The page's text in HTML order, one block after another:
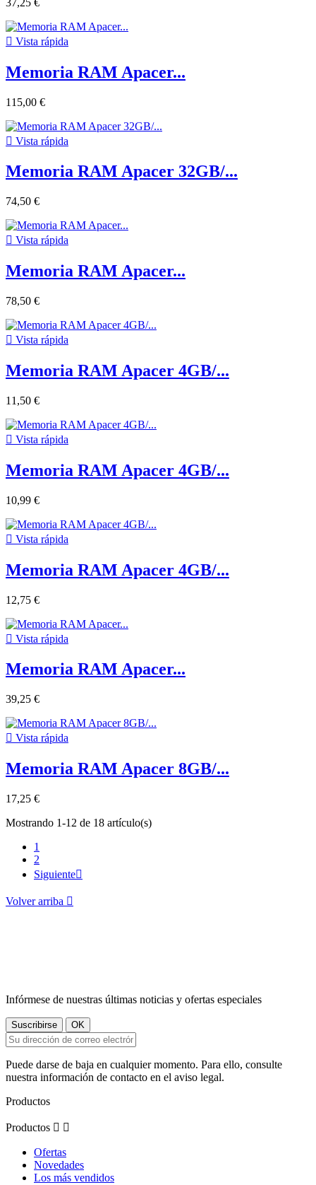
 Vista rápida
Memoria RAM Apacer...
115,00 €
 Vista rápida
Memoria RAM Apacer 32GB/...
74,50 €
 Vista rápida
Memoria RAM Apacer...
78,50 €
 Vista rápida
Memoria RAM Apacer 4GB/...
11,50 €
 Vista rápida
Memoria RAM Apacer 4GB/...
10,99 €
 Vista rápida
Memoria RAM Apacer 4GB/...
12,75 €
 Vista rápida
Memoria RAM Apacer...
39,25 €
 Vista rápida
Memoria RAM Apacer 8GB/...
17,25 €
Mostrando 1-12 de 18 artículo(s)
1
2
Siguiente
Volver arriba 
Infórmese de nuestras últimas noticias y ofertas especiales
Puede darse de baja en cualquier momento. Para ello, consulte
nuestra información de contacto en el aviso legal.
Productos
Productos  
Ofertas
Novedades
Los más vendidos